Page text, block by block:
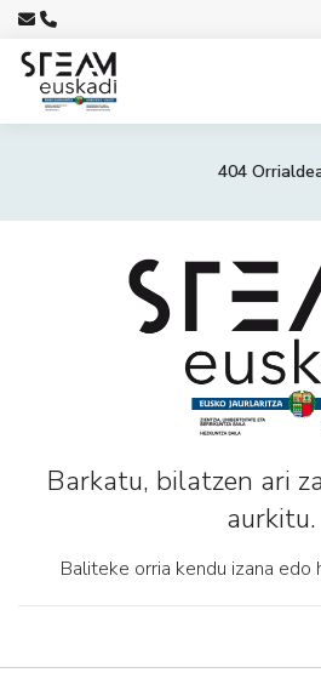
404
Barkatu, bilatzen ari
aurkitu.
Baliteke orria kendu izana